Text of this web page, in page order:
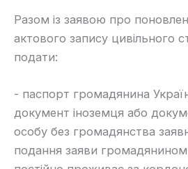
​Разом із заявою про
актового запису цивільного
подати:
​- паспорт громадянина
документ іноземця або
особу без громадянства
подання заяви громадянином